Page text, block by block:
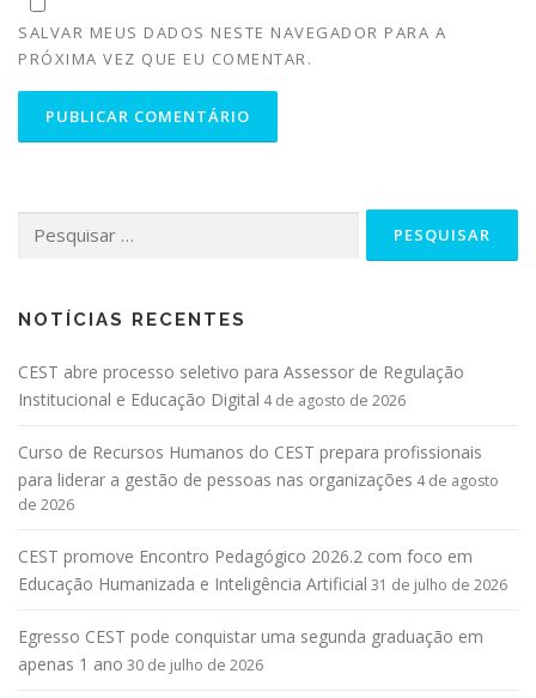
SALVAR MEUS DADOS NESTE NAVEGADOR PARA A
PRÓXIMA VEZ QUE EU COMENTAR.
NOTÍCIAS RECENTES
CEST abre processo seletivo para Assessor de Regulação
Institucional e Educação Digital 4 de agosto de 2026
Curso de Recursos Humanos do CEST prepara profissionais
para liderar a gestão de pessoas nas organizações 4 de agosto
de 2026
CEST promove Encontro Pedagógico 2026.2 com foco em
Educação Humanizada e Inteligência Artificial 31 de julho de 2026
Egresso CEST pode conquistar uma segunda graduação em
apenas 1 ano 30 de julho de 2026